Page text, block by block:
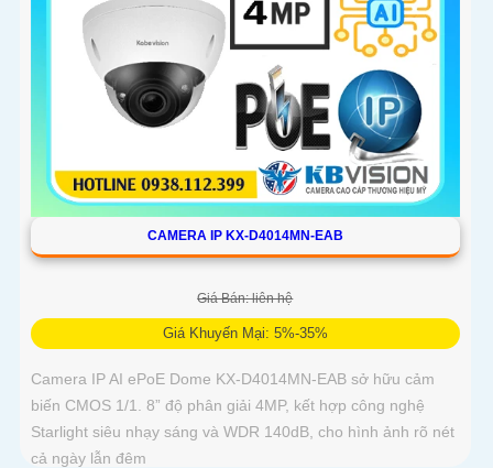
CAMERA IP KX-D4014MN-EAB
Giá Bán: liên hệ
Giá Khuyến Mại: 5%-35%
Camera IP AI ePoE Dome KX-D4014MN-EAB sở hữu cảm
biến CMOS 1/1. 8” độ phân giải 4MP, kết hợp công nghệ
Starlight siêu nhạy sáng và WDR 140dB, cho hình ảnh rõ nét
cả ngày lẫn đêm